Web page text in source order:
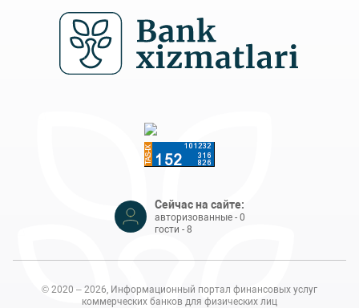
Сейчас на сайте:
авторизованные - 0
гости - 8
© 2020 – 2026, Информационный портал финансовых услуг
коммерческих банков для физических лиц